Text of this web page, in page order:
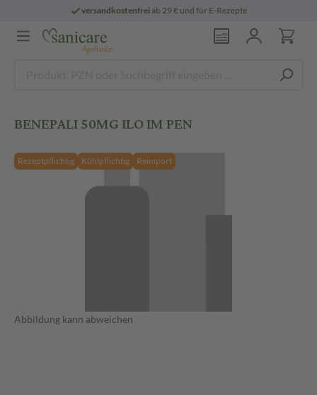
versandkostenfreiab 29 € und für E-Rezepte
BENEPALI 50MG ILO IM PEN
Rezeptpflichtig Kühlpflichtig Reimport
Abbildung kann abweichen